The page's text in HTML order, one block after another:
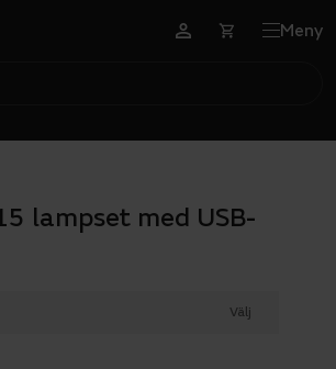
Meny
lampset med USB-
Välj